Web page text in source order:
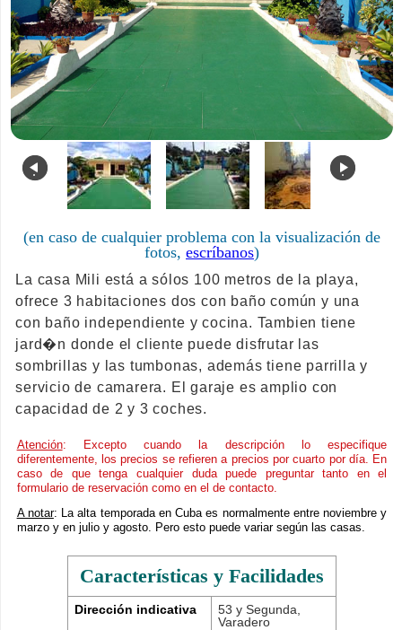
. .
(en caso de cualquier problema con la visualización de
fotos, escríbanos)
La casa Mili está a sólos 100 metros de la playa,
ofrece 3 habitaciones dos con baño común y una
con baño independiente y cocina. Tambien tiene
jard�n donde el cliente puede disfrutar las
sombrillas y las tumbonas, además tiene parrilla y
servicio de camarera. El garaje es amplio con
capacidad de 2 y 3 coches.
Atención: Excepto cuando la descripción lo especifique
diferentemente, los precios se refieren a precios por cuarto por día. En
caso de que tenga cualquier duda puede preguntar tanto en el
formulario de reservación como en el de contacto.
A notar: La alta temporada en Cuba es normalmente entre noviembre y
marzo y en julio y agosto. Pero esto puede variar según las casas.
Características y Facilidades
Dirección indicativa
53 y Segunda,
Varadero